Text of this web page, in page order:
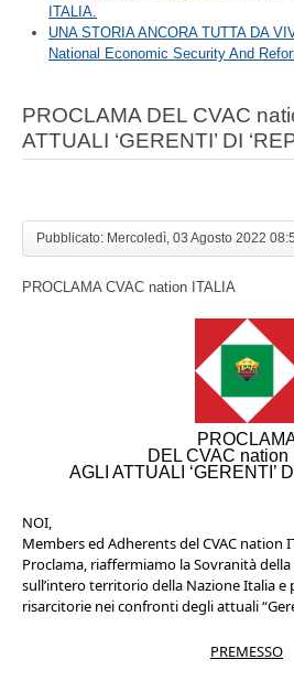
ITALIA.
UNA STORIA ANCORA TUTTA DA
National Economic Security And
PROCLAMA DEL CVAC
ATTUALI ‘GERENTI’ DI
Pubblicato: Mercoledì, 03 Agosto 2022
PROCLAMA CVAC nation ITALIA
DEL CVAC nation
AGLI ATTUALI ‘GERENTI’
NOI,
Members ed Adherents del CVAC nation
Proclama, riaffermiamo la Sovranità
sull’intero territorio della Nazione Italia e
risarcitorie nei confronti degli attuali
PREMESSO